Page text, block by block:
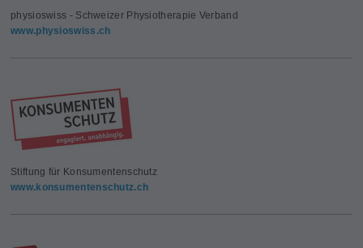
physioswiss - Schweizer Physiotherapie Verband
www.physioswiss.ch
Stiftung für Konsumentenschutz
www.konsumentenschutz.ch